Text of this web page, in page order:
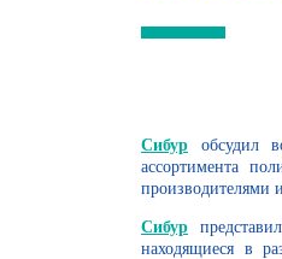
Сибур обсудил
ассортимента
производителями
Сибур
находящиеся в